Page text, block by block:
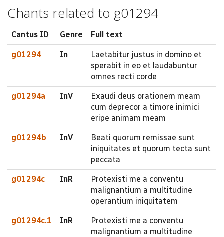
Chants related to g01294
Cantus ID Genre Full text
g01294 In
Laetabitur justus in domino et
sperabit in eo et laudabuntur
omnes recti corde
g01294a InV
Exaudi deus orationem meam
cum deprecor a timore inimici
eripe animam meam
g01294b InV
Beati quorum remissae sunt
iniquitates et quorum tecta sunt
peccata
g01294c InR
Protexisti me a conventu
malignantium a multitudine
operantium iniquitatem
g01294c.1 InR
Protexisti me a conventu
malignantium a multitudine